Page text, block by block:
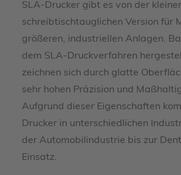
SLA-Drucker gibt es von der
schreibtischtauglichen Version für
größeren, industriellen Anlagen.
dem SLA-Druckverfahren
zeichnen sich durch glatte
sehr hohen Präzision und
Aufgrund dieser Eigenschaften
Drucker in unterschiedlichen
der Automobilindustrie bis zur
Einsatz.